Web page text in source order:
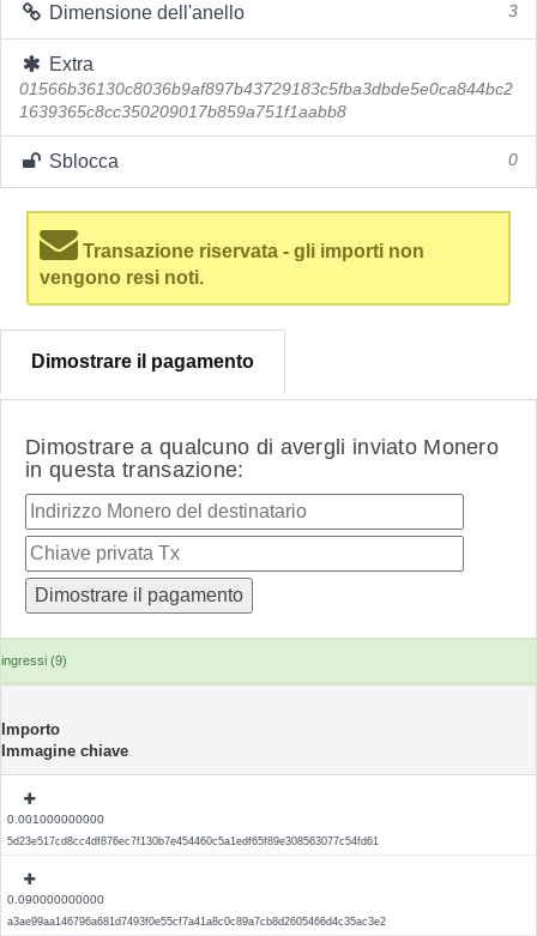
Dimensione dell'anello 3
Extra
01566b36130c8036b9af897b43729183c5fba3dbde5e0ca844bc2
1639365c8cc350209017b859a751f1aabb8
Sblocca 0
Transazione riservata - gli importi non
vengono resi noti.
Dimostrare il pagamento
Dimostrare a qualcuno di avergli inviato Monero
in questa transazione:
ingressi (9)
Importo
Immagine chiave
0.001000000000
5d23e517cd8cc4df876ec7f130b7e454460c5a1edf65f89e308563077c54fd61
0.090000000000
a3ae99aa146796a681d7493f0e55cf7a41a8c0c89a7cb8d2605466d4c35ac3e2